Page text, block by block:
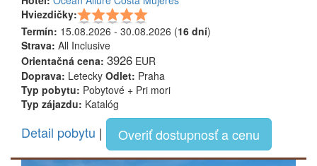
Hviezdičky:
Termín: 15.08.2026 - 30.08.2026 (16 dní)
Strava: All Inclusive
Orientačná cena: 3926 EUR
Doprava: Letecky Odlet: Praha
Typ pobytu: Pobytové + Pri mori
Typ zájazdu: Katalóg
Detail pobytu | Overiť dostupnosť a cenu